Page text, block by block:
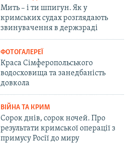
Мить – і ти шпигун. Як у
кримських судах розглядають
звинувачення в держзраді
ФОТОГАЛЕРЕЇ
Краса Сімферопольського
водосховища та занедбаність
довкола
ВІЙНА ТА КРИМ
Сорок днів, сорок ночей. Про
результати кримської операції з
примусу Росії до миру